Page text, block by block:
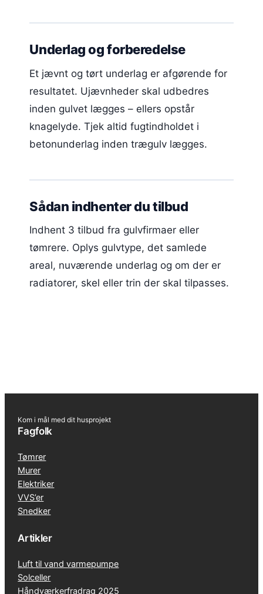
Underlag og forberedelse
Et jævnt og tørt underlag er afgørende for
resultatet. Ujævnheder skal udbedres
inden gulvet lægges – ellers opstår
knagelyde. Tjek altid fugtindholdet i
betonunderlag inden trægulv lægges.
Sådan indhenter du tilbud
Indhent 3 tilbud fra gulvfirmaer eller
tømrere. Oplys gulvtype, det samlede
areal, nuværende underlag og om der er
radiatorer, skel eller trin der skal tilpasses.
Kom i mål med dit husprojekt
Fagfolk
Tømrer
Murer
Elektriker
VVS’er
Snedker
Artikler
Luft til vand varmepumpe
Solceller
Håndværkerfradrag 2025